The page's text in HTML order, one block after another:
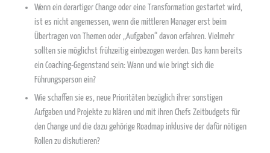
Wenn ein derartiger Change oder eine Transformation gestartet wird,
ist es nicht angemessen, wenn die mittleren Manager erst beim
Übertragen von Themen oder „Aufgaben“ davon erfahren. Vielmehr
sollten sie möglichst frühzeitig einbezogen werden. Das kann bereits
ein Coaching-Gegenstand sein: Wann und wie bringt sich die
Führungsperson ein?
Wie schaffen sie es, neue Prioritäten bezüglich ihrer sonstigen
Aufgaben und Projekte zu klären und mit ihren Chefs Zeitbudgets für
den Change und die dazu gehörige Roadmap inklusive der dafür nötigen
Rollen zu diskutieren?